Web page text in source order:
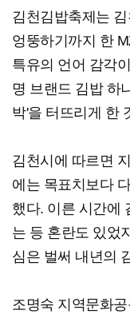
김천김밥축제는
엉뚱하기까지 한
특유의 언어 감각
명 브랜드 김밥 하
박'을 터뜨리게 한
김천시에 따르면
에는 목표치보다
했다. 이른 시간에
는 등 혼란도 있었
심은 벌써 내년의
조명숙 지역문화